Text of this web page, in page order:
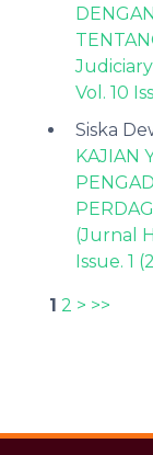
Vol. 10
Siska
KAJIAN
(Jurnal
Issue. 1
1 2 > >>